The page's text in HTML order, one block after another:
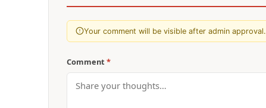
Your comment will be visible after admin approval.
Comment *